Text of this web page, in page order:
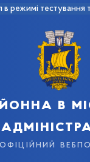
в режимі тестування
в
офіційний